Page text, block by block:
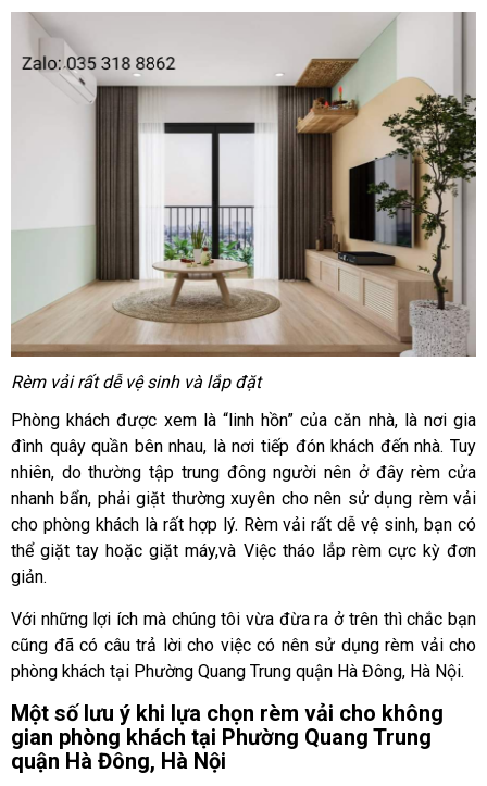
Rèm vải rất dễ vệ sinh và lắp đặt
Phòng khách được xem là “linh hồn” của căn nhà, là nơi gia
đình quây quần bên nhau, là nơi tiếp đón khách đến nhà. Tuy
nhiên, do thường tập trung đông người nên ở đây rèm cửa
nhanh bẩn, phải giặt thường xuyên cho nên sử dụng rèm vải
cho phòng khách là rất hợp lý. Rèm vải rất dễ vệ sinh, bạn có
thể giặt tay hoặc giặt máy,và Việc tháo lắp rèm cực kỳ đơn
giản.
Với những lợi ích mà chúng tôi vừa đừa ra ở trên thì chắc bạn
cũng đã có câu trả lời cho việc có nên sử dụng rèm vải cho
phòng khách tại Phường Quang Trung quận Hà Đông, Hà Nội.
Một số lưu ý khi lựa chọn rèm vải cho không
gian phòng khách tại Phường Quang Trung
quận Hà Đông, Hà Nội